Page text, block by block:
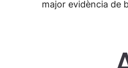
major evidència de